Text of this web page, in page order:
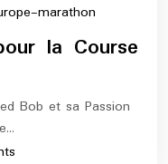
marathon
marathon
la Course
Bob et sa Passion